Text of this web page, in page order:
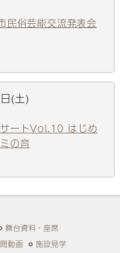
民俗芸能交流発表会
(土)
ートVol.10 はじめ
の音
舞台資料・座席
動画
施設見学